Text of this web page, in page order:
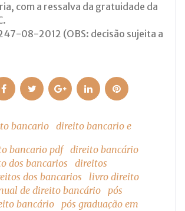
com a ressalva da gratuidade da
08-2012 (OBS: decisão sujeita a
FacebookTwitter Google+LinkedInPinterest
bancario direito bancario e
bancario pdf direito bancário
dos bancarios
direitos
dos bancarios
livro direito
de direito bancário pós
bancário pós graduação em